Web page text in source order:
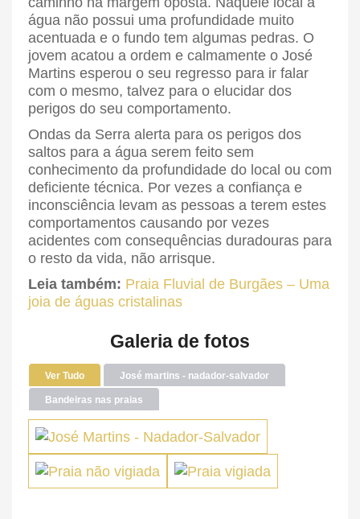
água não possui uma profundidade muito
acentuada e o fundo tem algumas pedras. O
jovem acatou a ordem e calmamente o José
Martins esperou o seu regresso para ir falar
com o mesmo, talvez para o elucidar dos
perigos do seu comportamento.
Ondas da Serra alerta para os perigos dos
saltos para a água serem feito sem
conhecimento da profundidade do local ou com
deficiente técnica. Por vezes a confiança e
inconsciência levam as pessoas a terem estes
comportamentos causando por vezes
acidentes com consequências duradouras para
o resto da vida, não arrisque.
Leia também: Praia Fluvial de Burgães – Uma
joia de águas cristalinas
Galeria de fotos
Ver Tudo José martins - nadador-salvador
Bandeiras nas praias
Praia